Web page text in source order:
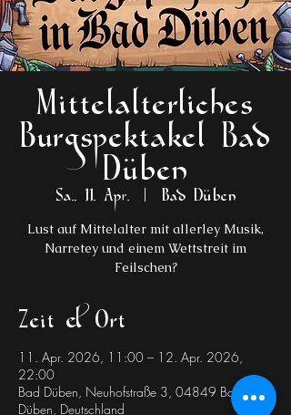
Mittelalterliches
Burgspektakel Bad
Düben
Sa., 11. Apr.
  |
Bad Düben
Lust auf Mittelalter mit allerley Musik,
Narretey und einem Wettstreit im
Feilschen?
Zeit & Ort
11. Apr. 2026, 11:00 – 12. Apr. 2026,
22:00
Bad Düben, Neuhofstraße 3, 04849 Bad
Düben, Deutschland